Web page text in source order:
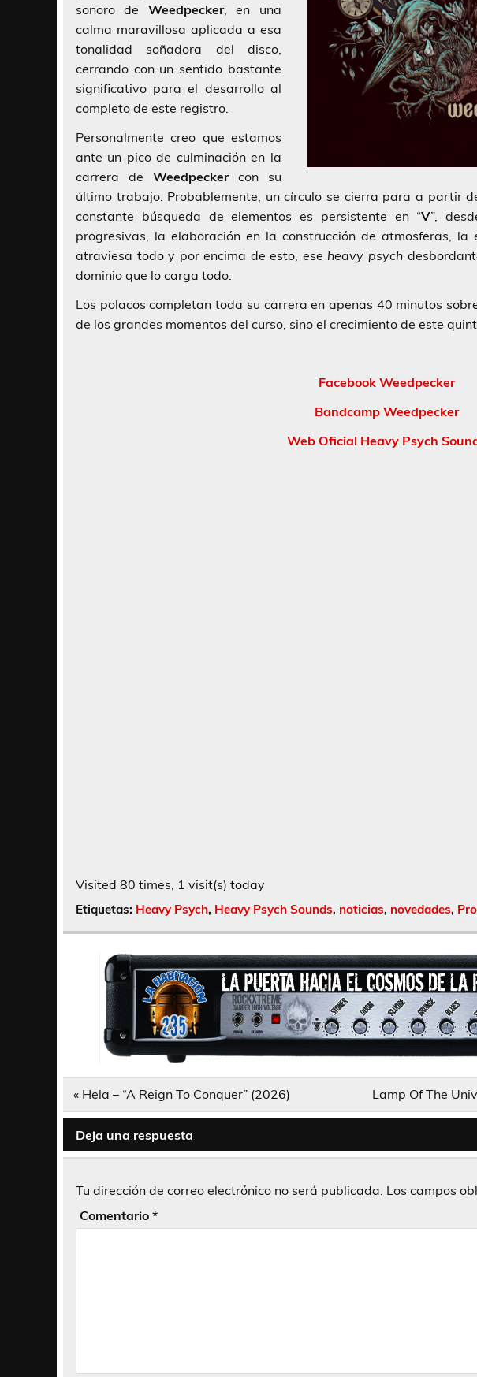
sonoro de Weedpecker, en una
calma maravillosa aplicada a esa
tonalidad soñadora del disco,
cerrando con un sentido bastante
significativo para el desarrollo al
completo de este registro.
Personalmente creo que estamos
ante un pico de culminación en la
carrera de Weedpeckercon su
último trabajo. Probablemente, un círculo se cierra para a partir
constante búsqueda de elementos es persistente en “V”,
progresivas, la elaboración en la construcción de atmosferas, la
atraviesa todo y por encima de esto, ese heavy psych
dominio que lo carga todo.
Los polacos completan toda su carrera en apenas 40 minutos
de los grandes momentos del curso, sino el crecimiento de este
Facebook Weedpecker
Bandcamp Weedpecker
Web Oficial Heavy Psych
Visited 80 times, 1 visit(s) today
Etiquetas: Heavy Psych, Heavy Psych Sounds, noticias, novedades,
Navegación
entradas
« Hela – “A Reign To Conquer” (2026) Lamp Of The
Deja una respuesta
Tu dirección de correo electrónico no será publicada. Los campos
Comentario *